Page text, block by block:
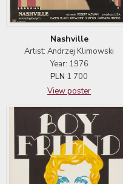
Nashville
Artist: Andrzej Klimowski
Year: 1976
PLN 1 700
View poster